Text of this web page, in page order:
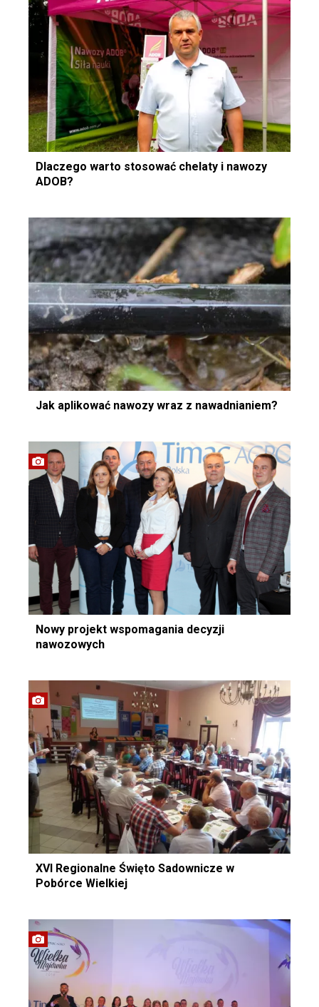
Dlaczego warto stosować chelaty i nawozy
ADOB?
Jak aplikować nawozy wraz z nawadnianiem?
Nowy projekt wspomagania decyzji
nawozowych
XVI Regionalne Święto Sadownicze w
Pobórce Wielkiej